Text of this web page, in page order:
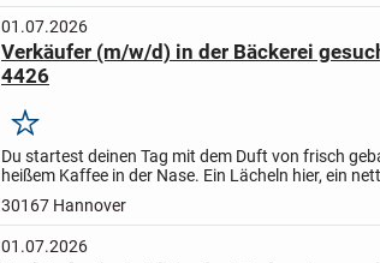
01.07.2026
Verkäufer (m/w/d) in der Bäckerei
4426
Merken
Du startest deinen Tag mit dem Duft von frisch
heißem Kaffee in der Nase. Ein Lächeln hier, ein
30167 Hannover
01.07.2026